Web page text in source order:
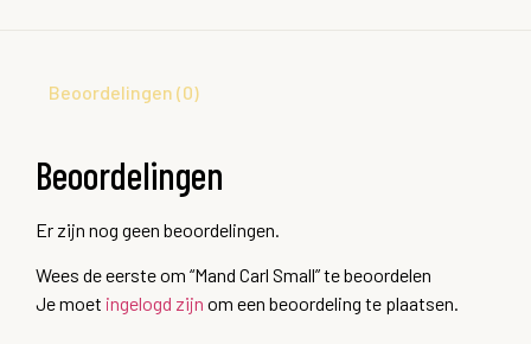
Beoordelingen (0)
Beoordelingen
Er zijn nog geen beoordelingen.
Wees de eerste om “Mand Carl Small” te beoordelen
Je moet ingelogd zijn om een beoordeling te plaatsen.